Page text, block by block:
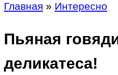
Главная » Интересно
Пьяная
деликатеса!